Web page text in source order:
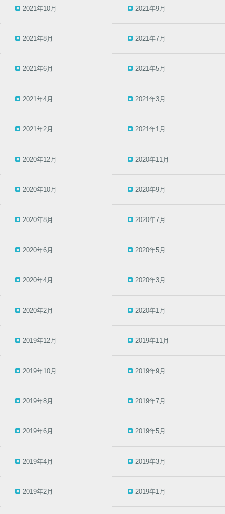
2021年10月 2021年9月
2021年8月 2021年7月
2021年6月 2021年5月
2021年4月 2021年3月
2021年2月 2021年1月
2020年12月 2020年11月
2020年10月 2020年9月
2020年8月 2020年7月
2020年6月 2020年5月
2020年4月 2020年3月
2020年2月 2020年1月
2019年12月 2019年11月
2019年10月 2019年9月
2019年8月 2019年7月
2019年6月 2019年5月
2019年4月 2019年3月
2019年2月 2019年1月